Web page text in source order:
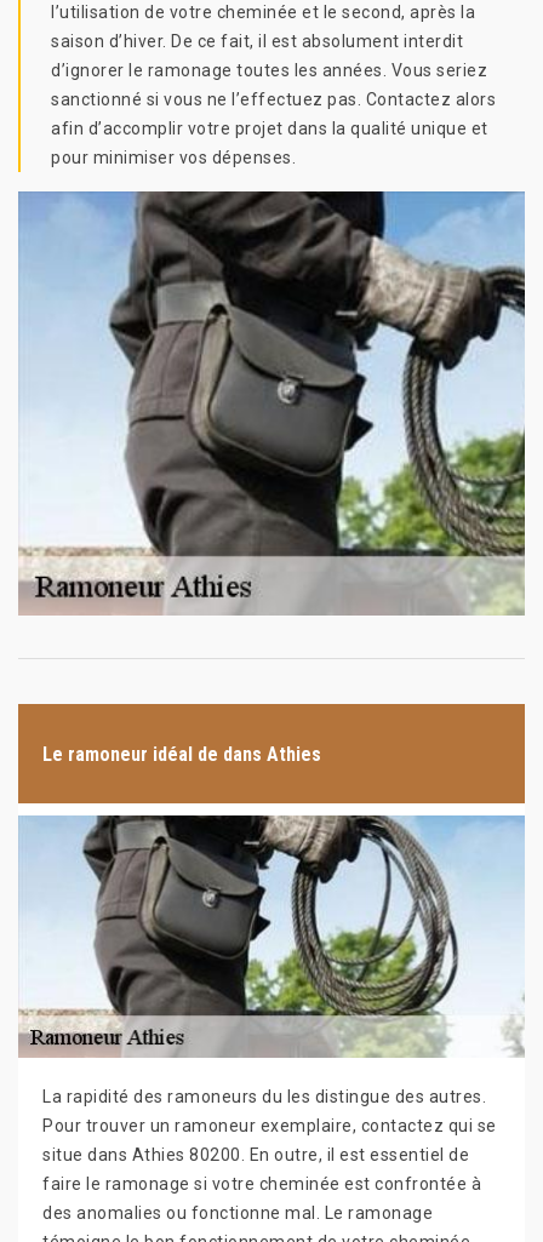
l’utilisation de votre cheminée et le second, après la
saison d’hiver. De ce fait, il est absolument interdit
d’ignorer le ramonage toutes les années. Vous seriez
sanctionné si vous ne l’effectuez pas. Contactez alors
afin d’accomplir votre projet dans la qualité unique et
pour minimiser vos dépenses.
Le ramoneur idéal de dans Athies
La rapidité des ramoneurs du les distingue des autres.
Pour trouver un ramoneur exemplaire, contactez qui se
situe dans Athies 80200. En outre, il est essentiel de
faire le ramonage si votre cheminée est confrontée à
des anomalies ou fonctionne mal. Le ramonage